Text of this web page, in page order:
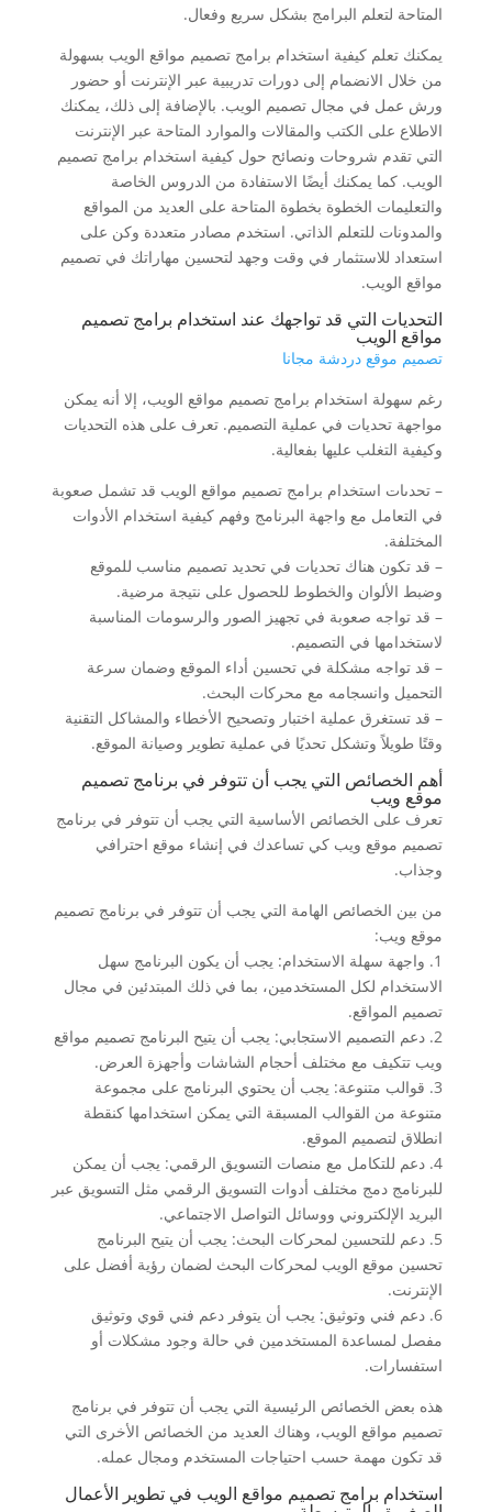
المتاحة لتعلم البرامج بشكل سريع وفعال.
يمكنك تعلم كيفية استخدام برامج تصميم مواقع الويب بسهولة
من خلال الانضمام إلى دورات تدريبية عبر الإنترنت أو حضور
ورش عمل في مجال تصميم الويب. بالإضافة إلى ذلك، يمكنك
الاطلاع على الكتب والمقالات والموارد المتاحة عبر الإنترنت
التي تقدم شروحات ونصائح حول كيفية استخدام برامج تصميم
الويب. كما يمكنك أيضًا الاستفادة من الدروس الخاصة
والتعليمات الخطوة بخطوة المتاحة على العديد من المواقع
والمدونات للتعلم الذاتي. استخدم مصادر متعددة وكن على
استعداد للاستثمار في وقت وجهد لتحسين مهاراتك في تصميم
مواقع الويب.
التحديات التي قد تواجهك عند استخدام برامج تصميم
مواقع الويب
تصميم موقع دردشة مجانا
رغم سهولة استخدام برامج تصميم مواقع الويب، إلا أنه يمكن
مواجهة تحديات في عملية التصميم. تعرف على هذه التحديات
وكيفية التغلب عليها بفعالية.
– تحدىات استخدام برامج تصميم مواقع الويب قد تشمل صعوبة
في التعامل مع واجهة البرنامج وفهم كيفية استخدام الأدوات
المختلفة.
– قد تكون هناك تحديات في تحديد تصميم مناسب للموقع
وضبط الألوان والخطوط للحصول على نتيجة مرضية.
– قد تواجه صعوبة في تجهيز الصور والرسومات المناسبة
لاستخدامها في التصميم.
– قد تواجه مشكلة في تحسين أداء الموقع وضمان سرعة
التحميل وانسجامه مع محركات البحث.
– قد تستغرق عملية اختبار وتصحيح الأخطاء والمشاكل التقنية
وقتًا طويلاً وتشكل تحديًا في عملية تطوير وصيانة الموقع.
أهم الخصائص التي يجب أن تتوفر في برنامج تصميم
موقع ويب
تعرف على الخصائص الأساسية التي يجب أن تتوفر في برنامج
تصميم موقع ويب كي تساعدك في إنشاء موقع احترافي
وجذاب.
من بين الخصائص الهامة التي يجب أن تتوفر في برنامج تصميم
موقع ويب:
1. واجهة سهلة الاستخدام: يجب أن يكون البرنامج سهل
الاستخدام لكل المستخدمين، بما في ذلك المبتدئين في مجال
تصميم المواقع.
2. دعم التصميم الاستجابي: يجب أن يتيح البرنامج تصميم مواقع
ويب تتكيف مع مختلف أحجام الشاشات وأجهزة العرض.
3. قوالب متنوعة: يجب أن يحتوي البرنامج على مجموعة
متنوعة من القوالب المسبقة التي يمكن استخدامها كنقطة
انطلاق لتصميم الموقع.
4. دعم للتكامل مع منصات التسويق الرقمي: يجب أن يمكن
للبرنامج دمج مختلف أدوات التسويق الرقمي مثل التسويق عبر
البريد الإلكتروني ووسائل التواصل الاجتماعي.
5. دعم للتحسين لمحركات البحث: يجب أن يتيح البرنامج
تحسين موقع الويب لمحركات البحث لضمان رؤية أفضل على
الإنترنت.
6. دعم فني وتوثيق: يجب أن يتوفر دعم فني قوي وتوثيق
مفصل لمساعدة المستخدمين في حالة وجود مشكلات أو
استفسارات.
هذه بعض الخصائص الرئيسية التي يجب أن تتوفر في برنامج
تصميم مواقع الويب، وهناك العديد من الخصائص الأخرى التي
قد تكون مهمة حسب احتياجات المستخدم ومجال عمله.
استخدام برامج تصميم مواقع الويب في تطوير الأعمال